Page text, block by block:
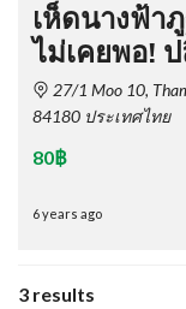
เห็ดนางฟ้า
ไม่เคยพอ!
27/1 Moo 10,
84180 ประเทศไทย
80฿
6 years ago
3 results